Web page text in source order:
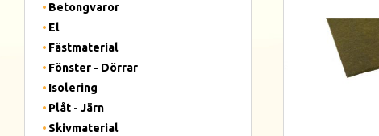
Betongvaror
El
Fästmaterial
Fönster - Dörrar
Isolering
Plåt - Järn
Skivmaterial